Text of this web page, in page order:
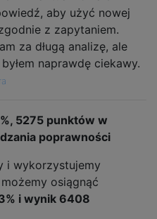
aby użyć nowej
z zapytaniem.
za długą analizę, ale
naprawdę ciekawy.
5275 punktów w
poprawności
i wykorzystujemy
osiągnąć
i wynik 6408